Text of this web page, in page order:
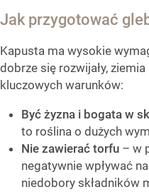
Jak przygotować
Kapusta ma wysokie
dobrze się rozwijały,
kluczowych warunków:
Być żyzna i bogata w
to roślina o dużych
Nie zawierać torfu – w
negatywnie wpływać
niedobory składników